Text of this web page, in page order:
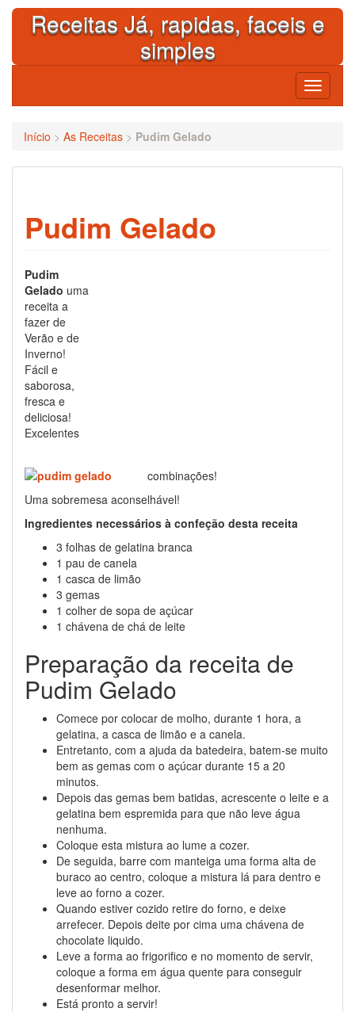
Skip
contentReceitas Já, rapidas, faceis e
simples
Toggle
Início > As Receitas > Pudim Gelado
Pudim Gelado
Pudim
Gelado uma
receita a
fazer de
Verão e de
Inverno!
Fácil e
saborosa,
fresca e
deliciosa!
Excelentes
combinações!
Uma sobremesa aconselhável!
Ingredientes necessários à confeção desta receita
3 folhas de gelatina branca
1 pau de canela
1 casca de limão
3 gemas
1 colher de sopa de açúcar
1 chávena de chá de leite
Preparação da receita de
Pudim Gelado
Comece por colocar de molho, durante 1 hora, a
gelatina, a casca de limão e a canela.
Entretanto, com a ajuda da batedeira, batem-se muito
bem as gemas com o açúcar durante 15 a 20
minutos.
Depois das gemas bem batidas, acrescente o leite e a
gelatina bem espremida para que não leve água
nenhuma.
Coloque esta mistura ao lume a cozer.
De seguida, barre com manteiga uma forma alta de
buraco ao centro, coloque a mistura lá para dentro e
leve ao forno a cozer.
Quando estiver cozido retire do forno, e deixe
arrefecer. Depois deite por cima uma chávena de
chocolate liquido.
Leve a forma ao frigorifico e no momento de servir,
coloque a forma em água quente para conseguir
desenformar melhor.
Está pronto a servir!